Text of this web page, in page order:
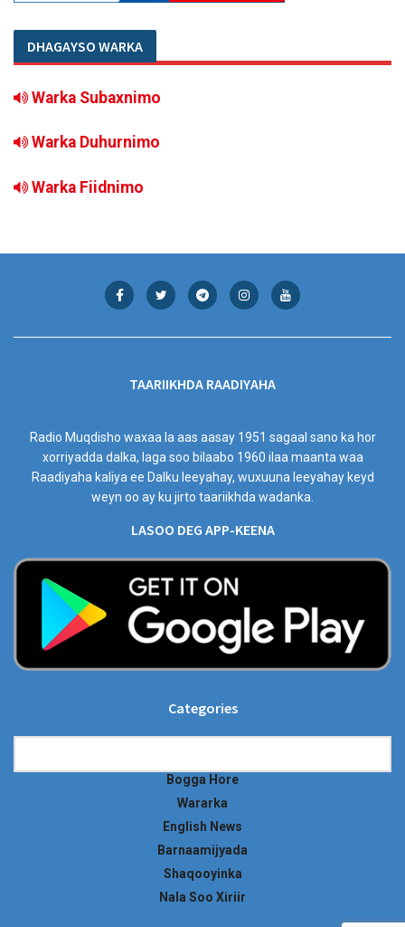
DHAGAYSO WARKA
Warka Subaxnimo
Warka Duhurnimo
Warka Fiidnimo
TAARIIKHDA RAADIYAHA
Radio Muqdisho waxaa la aas aasay 1951 sagaal sano ka hor
xorriyadda dalka, laga soo bilaabo 1960 ilaa maanta waa
Raadiyaha kaliya ee Dalku leeyahay, wuxuuna leeyahay keyd
weyn oo ay ku jirto taariikhda wadanka.
LASOO DEG APP-KEENA
Categories
Bogga Hore
Wararka
English News
Barnaamijyada
Shaqooyinka
Nala Soo Xiriir